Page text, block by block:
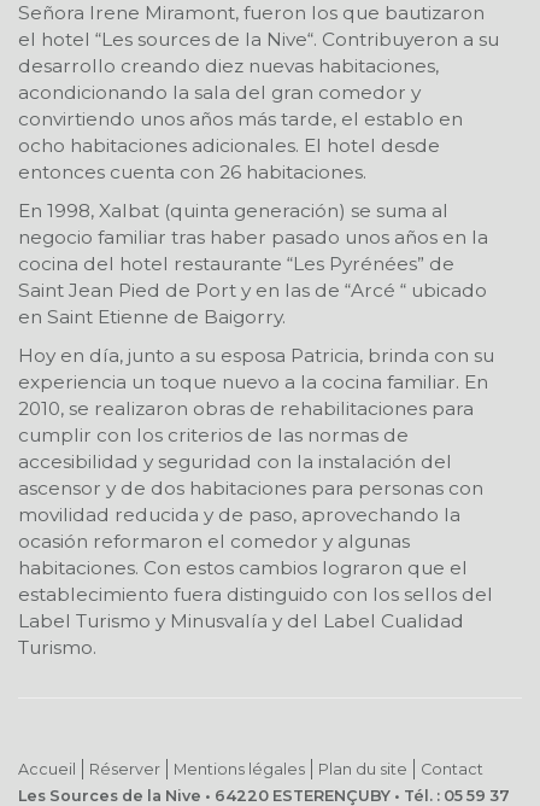
Señora Irene Miramont, fueron los que bautizaron
el hotel “Les sources de la Nive“. Contribuyeron a su
desarrollo creando diez nuevas habitaciones,
acondicionando la sala del gran comedor y
convirtiendo unos años más tarde, el establo en
ocho habitaciones adicionales. El hotel desde
entonces cuenta con 26 habitaciones.
En 1998, Xalbat (quinta generación) se suma al
negocio familiar tras haber pasado unos años en la
cocina del hotel restaurante “Les Pyrénées” de
Saint Jean Pied de Port y en las de “Arcé “ ubicado
en Saint Etienne de Baigorry.
Hoy en día, junto a su esposa Patricia, brinda con su
experiencia un toque nuevo a la cocina familiar. En
2010, se realizaron obras de rehabilitaciones para
cumplir con los criterios de las normas de
accesibilidad y seguridad con la instalación del
ascensor y de dos habitaciones para personas con
movilidad reducida y de paso, aprovechando la
ocasión reformaron el comedor y algunas
habitaciones. Con estos cambios lograron que el
establecimiento fuera distinguido con los sellos del
Label Turismo y Minusvalía y del Label Cualidad
Turismo.
Accueil Réserver Mentions légales Plan du site
Contact
Les Sources de la Nive • 64220 ESTERENÇUBY • Tél. : 05 59 37